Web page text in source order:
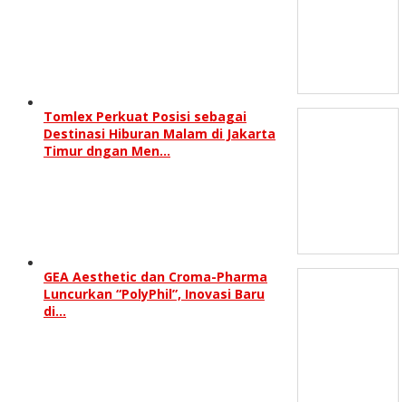
Tomlex Perkuat Posisi sebagai
Destinasi Hiburan Malam di Jakarta
Timur dngan Men…
GEA Aesthetic dan Croma-Pharma
Luncurkan “PolyPhil”, Inovasi Baru
di…